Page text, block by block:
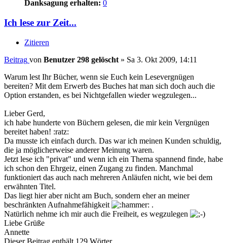
Danksagung erhalten: 0
Ich lese zur Zeit...
Zitieren
Beitrag von Benutzer 298 gelöscht » Sa 3. Okt 2009, 14:11
Warum lest Ihr Bücher, wenn sie Euch kein Lesevergnügen
bereiten? Mit dem Erwerb des Buches hat man sich doch auch die
Option erstanden, es bei Nichtgefallen wieder wegzulegen...
Lieber Gerd,
ich habe hunderte von Büchern gelesen, die mir kein Vergnügen
bereitet haben! :ratz:
Da musste ich einfach durch. Das war ich meinen Kunden schuldig,
die ja möglicherweise anderer Meinung waren.
Jetzt lese ich "privat" und wenn ich ein Thema spannend finde, habe
ich schon den Ehrgeiz, einen Zugang zu finden. Manchmal
funktioniert das auch nach mehreren Anläufen nicht, wie bei dem
erwähnten Titel.
Das liegt hier aber nicht am Buch, sondern eher an meiner
beschränkten Aufnahmefähigkeit
.
Natürlich nehme ich mir auch die Freiheit, es wegzulegen
Liebe Grüße
Annette
Dieser Beitrag enthält 129 Wörter